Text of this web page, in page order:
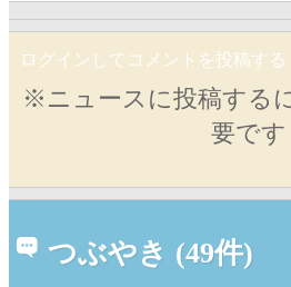
ログインしてコメントを投稿する
※ニュースに投稿する
要です
つぶやき (49件)